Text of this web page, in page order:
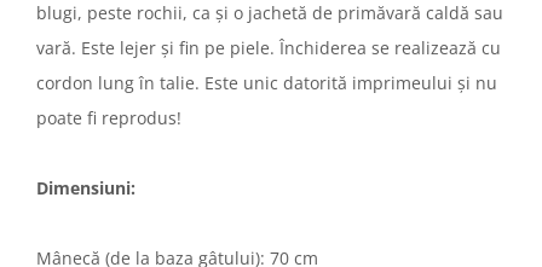
blugi, peste rochii, ca și o jachetă de primăvară caldă sau
vară. Este lejer și fin pe piele. Închiderea se realizează cu
cordon lung în talie. Este unic datorită imprimeului și nu
poate fi reprodus!
Dimensiuni:
Mânecă (de la baza gâtului): 70 cm